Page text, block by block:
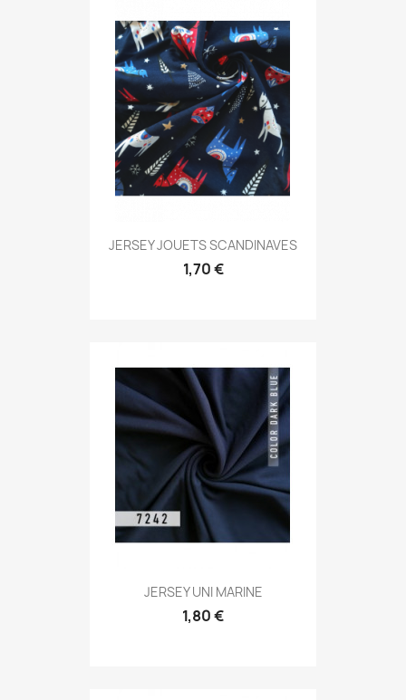
JERSEY JOUETS SCANDINAVES
1,70 €
JERSEY UNI MARINE
1,80 €